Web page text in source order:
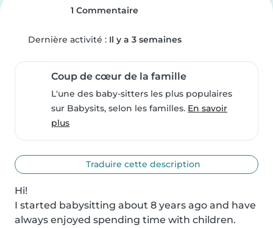
1 Commentaire
Dernière activité : Il y a 3 semaines
Coup de cœur de la famille
L'une des baby-sitters les plus populaires
sur Babysits, selon les familles. En savoir
plus
Traduire cette description
Hi!
I started babysitting about 8 years ago and have
always enjoyed spending time with children.